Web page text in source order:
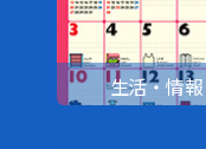
生活・情報